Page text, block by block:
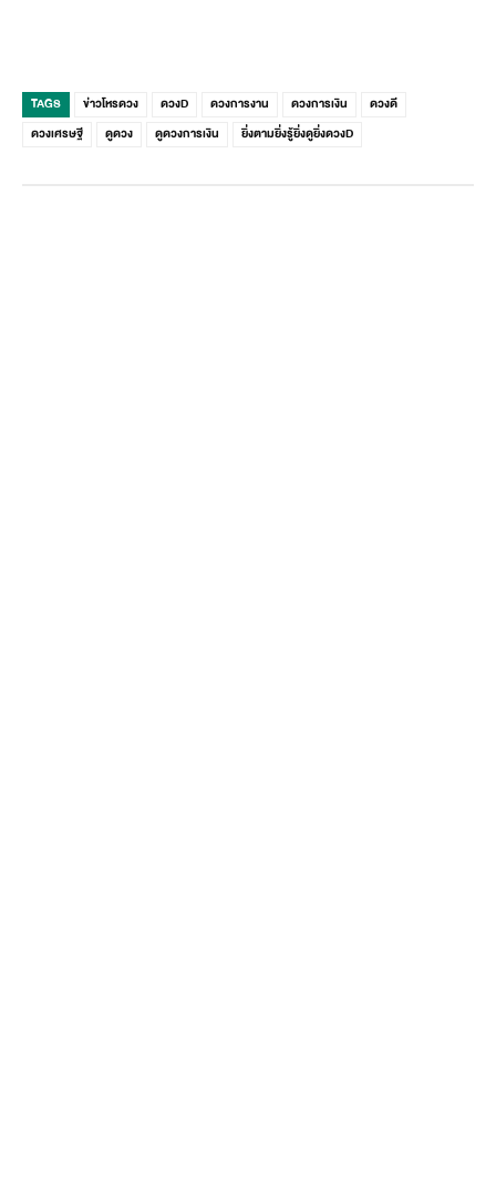
TAGS ข่าวโหรดวง ดวงD ดวงการงาน ดวงการเงิน
ดวงดี
ดวงเศรษฐี
ดูดวง ดูดวงการเงิน ยิ่งตามยิ่งรู้ยิ่งดูยิ่งดวงD